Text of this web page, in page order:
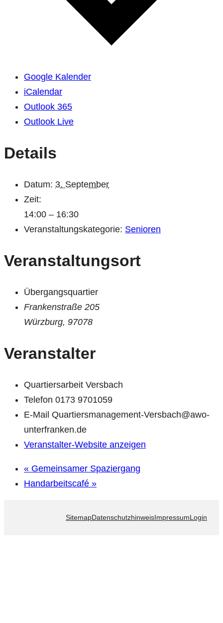
Google Kalender
iCalendar
Outlook 365
Outlook Live
Details
Datum: 3. September
Zeit:
14:00 – 16:30
Veranstaltungskategorie: Senioren
Veranstaltungsort
Übergangsquartier
Frankenstraße 205
Würzburg, 97078
Veranstalter
Quartiersarbeit Versbach
Telefon 0173 9701059
E-Mail Quartiersmanagement-Versbach@awo-
unterfranken.de
Veranstalter-Website anzeigen
« Gemeinsamer Spaziergang
Handarbeitscafé »
SitemapDatenschutzhinweisImpressumLogin